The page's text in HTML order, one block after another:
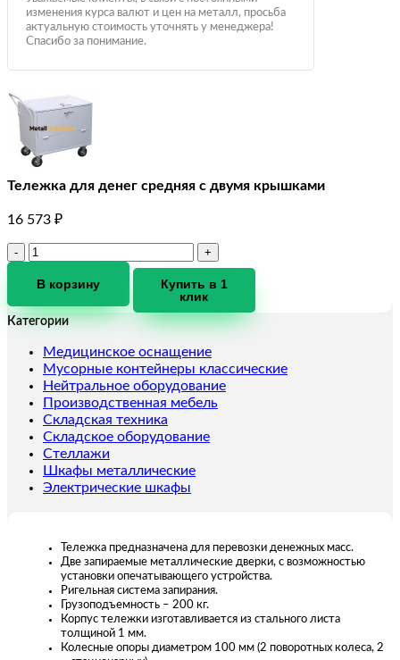
изменения курса валют и цен на металл, просьба
актуальную стоимость уточнять у менеджера!
Спасибо за понимание.
Тележка для денег средняя с двумя крышками
16 573 ₽
Количество
Тележка
денег
с
двумя
крышками
В корзину
Купить в 1
клик
Категории
Медицинское оснащение
Мусорные контейнеры классические
Нейтральное оборудование
Производственная мебель
Складская техника
Складское оборудование
Стеллажи
Шкафы металлические
Электрические шкафы
Тележка предназначена для перевозки денежных масс.
Две запираемые металлические дверки, с возможностью
установки опечатывающего устройства.
Ригельная система запирания.
Грузоподъемность – 200 кг.
Корпус тележки изготавливается из стального листа
толщиной 1 мм.
Колесные опоры диаметром 100 мм (2 поворотных колеса, 2